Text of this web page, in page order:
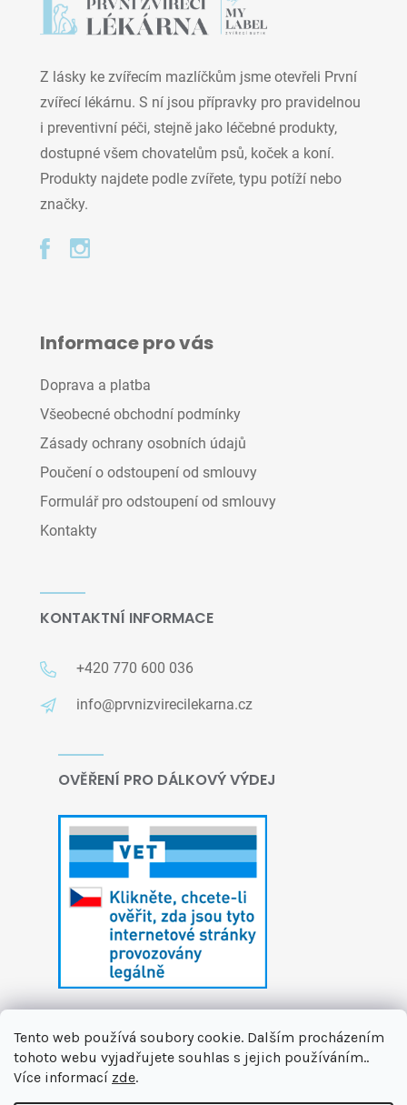
Tento web používá soubory cookie. Dalším procházením
tohoto webu vyjadřujete souhlas s jejich používáním..
Více informací zde.
Z lásky ke zvířecím mazlíčkům jsme otevřeli První
zvířecí lékárnu. S ní jsou přípravky pro pravidelnou
i preventivní péči, stejně jako léčebné produkty,
dostupné všem chovatelům psů, koček a koní.
Produkty najdete podle zvířete, typu potíží nebo
značky.
Informace pro vás
Doprava a platba
Všeobecné obchodní podmínky
Zásady ochrany osobních údajů
Poučení o odstoupení od smlouvy
Formulář pro odstoupení od smlouvy
Kontakty
KONTAKTNÍ INFORMACE
+420 770 600 036
info@prvnizvirecilekarna.cz
OVĚŘENÍ PRO DÁLKOVÝ VÝDEJ